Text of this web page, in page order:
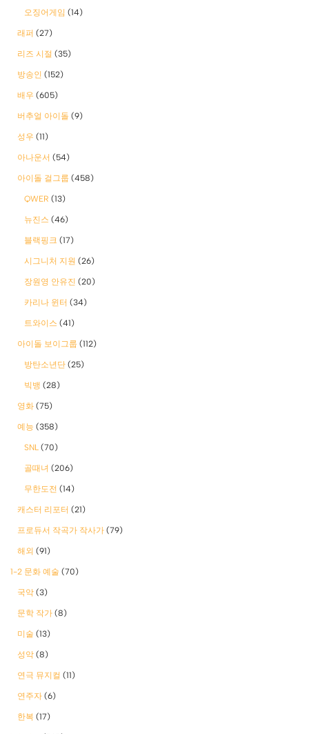
오징어게임 (14)
래퍼 (27)
리즈 시절 (35)
방송인 (152)
배우 (605)
버추얼 아이돌 (9)
성우 (11)
아나운서 (54)
아이돌 걸그룹 (458)
QWER (13)
뉴진스 (46)
블랙핑크 (17)
시그니처 지원 (26)
장원영 안유진 (20)
카리나 윈터 (34)
트와이스 (41)
아이돌 보이그룹 (112)
방탄소년단 (25)
빅뱅 (28)
영화 (75)
예능 (358)
SNL (70)
골때녀 (206)
무한도전 (14)
캐스터 리포터 (21)
프로듀서 작곡가 작사가 (79)
해외 (91)
1-2 문화 예술 (70)
국악 (3)
문학 작가 (8)
미술 (13)
성악 (8)
연극 뮤지컬 (11)
연주자 (6)
한복 (17)